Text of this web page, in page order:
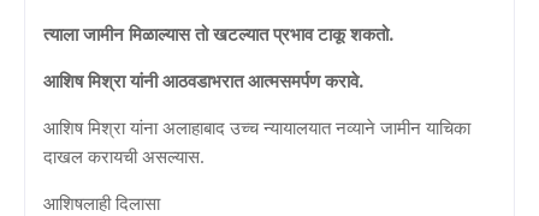
त्याला जामीन मिळाल्यास तो खटल्यात प्रभाव टाकू शकतो.
आशिष मिश्रा यांनी आठवडाभरात आत्मसमर्पण करावे.
आशिष मिश्रा यांना अलाहाबाद उच्च न्यायालयात नव्याने जामीन याचिका
दाखल करायची असल्यास.
आशिषलाही दिलासा